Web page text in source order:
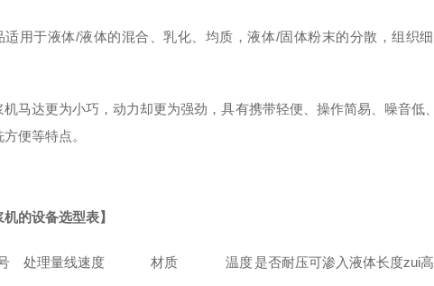
适用于液体/液体的混合、乳化、均质，液体/固体粉末的分散，组织
机马达更为小巧，动力却更为强劲，具有携带轻便、操作简易、噪音低
便等特点。
的设备选型表】
处理量线速度 材质 温度是否耐压可渗入液体长度zui